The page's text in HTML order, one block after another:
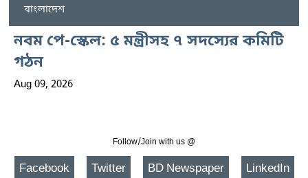
বাংলাদেশ
নবম পে-স্কেল: ৫ মন্ত্রীসহ ৭ সদস্যের কমিটি
গঠন
Aug 09, 2026
Follow/Join with us @
Facebook Twitter BD Newspaper LinkedIn